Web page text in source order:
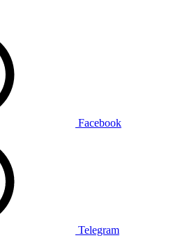
Facebook
Telegram